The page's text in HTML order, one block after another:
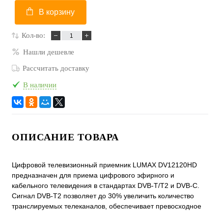
В корзину
Кол-во:
Нашли дешевле
Рассчитать доставку
В наличии
ОПИСАНИЕ ТОВАРА
Цифровой телевизионный приемник LUMAX DV12120HD
предназначен для приема цифрового эфирного и
кабельного телевидения в стандартах DVB-T/T2 и DVB-С.
Сигнал DVB-T2 позволяет до 30% увеличить количество
транслируемых телеканалов, обеспечивает превосходное